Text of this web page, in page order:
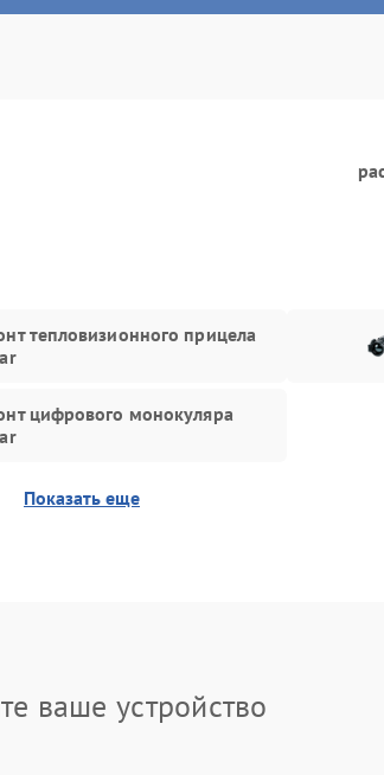
80 мин
тепловизионного прицела
цифрового монокуляра
Показать еще
ваше устройство